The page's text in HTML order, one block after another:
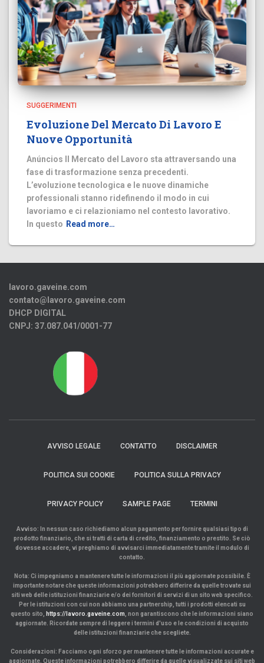
SUGGERIMENTI
Evoluzione Del Mercato Di Lavoro E
Nuove Opportunità
Anúncios Il Mercato del Lavoro sta attraversando una
fase di trasformazione senza precedenti.
L’evoluzione tecnologica e le nuove dinamiche
professionali stanno ridefinendo il modo in cui
lavoriamo e ci relazioniamo nel contesto lavorativo.
In questo Read more…
lavoro.gaveine.com
contato@lavoro.gaveine.com
DHCP DIGITAL
CNPJ: 37.087.041/0001-77
AVVISO LEGALE CONTATTO DISCLAIMER
POLITICA SUI COOKIE POLITICA SULLA PRIVACY
PRIVACY POLICY SAMPLE PAGE TERMINI
Avviso: In nessun caso richiediamo alcun pagamento per fornire qualsiasi tipo di
prodotto finanziario, che si tratti di carta di credito, finanziamento o prestito. Se ciò
dovesse accadere, vi preghiamo di avvisarci immediatamente tramite il modulo di
contatto.
Nota: Ci impegniamo a mantenere tutte le informazioni il più aggiornate possibile. È
importante notare che queste informazioni potrebbero differire da quelle trovate sui
siti web delle istituzioni finanziarie e/o dei fornitori di servizi di un sito web specifico.
Per le istituzioni con cui non abbiamo una partnership, tutti i prodotti elencati su
questo sito,
https://lavoro.gaveine.com , non garantiscono che le informazioni siano
aggiornate. Ricordate sempre di leggere i termini d'uso e le condizioni di acquisto
delle istituzioni finanziarie che scegliete.
Considerazioni: Facciamo ogni sforzo per mantenere tutte le informazioni accurate e
aggiornate. Queste informazioni potrebbero differire da quelle visualizzate sui siti web